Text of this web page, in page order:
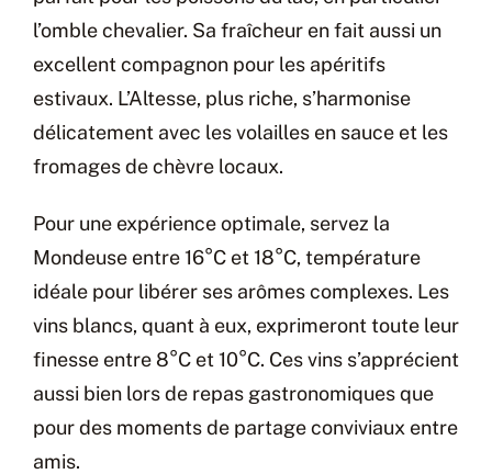
l’omble chevalier. Sa fraîcheur en fait aussi un
excellent compagnon pour les apéritifs
estivaux. L’Altesse, plus riche, s’harmonise
délicatement avec les volailles en sauce et les
fromages de chèvre locaux.
Pour une expérience optimale, servez la
Mondeuse entre 16°C et 18°C, température
idéale pour libérer ses arômes complexes. Les
vins blancs, quant à eux, exprimeront toute leur
finesse entre 8°C et 10°C. Ces vins s’apprécient
aussi bien lors de repas gastronomiques que
pour des moments de partage conviviaux entre
amis.